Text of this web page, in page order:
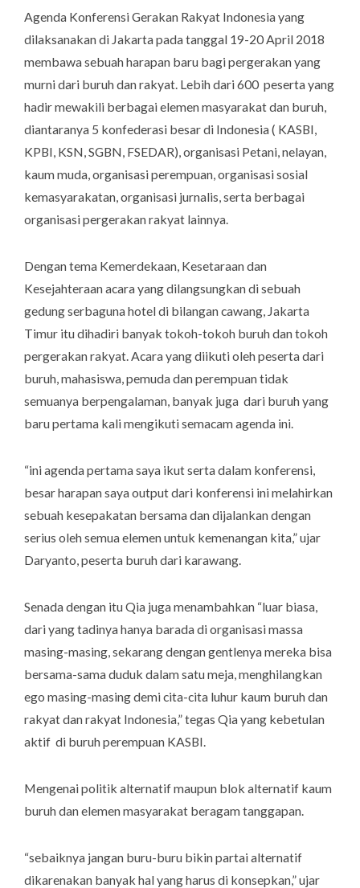
Agenda Konferensi Gerakan Rakyat Indonesia yang
dilaksanakan di Jakarta pada tanggal 19-20 April 2018
membawa sebuah harapan baru bagi pergerakan yang
murni dari buruh dan rakyat. Lebih dari 600 peserta yang
hadir mewakili berbagai elemen masyarakat dan buruh,
diantaranya 5 konfederasi besar di Indonesia ( KASBI,
KPBI, KSN, SGBN, FSEDAR), organisasi Petani, nelayan,
kaum muda, organisasi perempuan, organisasi sosial
kemasyarakatan, organisasi jurnalis, serta berbagai
organisasi pergerakan rakyat lainnya.
Dengan tema Kemerdekaan, Kesetaraan dan
Kesejahteraan acara yang dilangsungkan di sebuah
gedung serbaguna hotel di bilangan cawang, Jakarta
Timur itu dihadiri banyak tokoh-tokoh buruh dan tokoh
pergerakan rakyat. Acara yang diikuti oleh peserta dari
buruh, mahasiswa, pemuda dan perempuan tidak
semuanya berpengalaman, banyak juga dari buruh yang
baru pertama kali mengikuti semacam agenda ini.
“ini agenda pertama saya ikut serta dalam konferensi,
besar harapan saya output dari konferensi ini melahirkan
sebuah kesepakatan bersama dan dijalankan dengan
serius oleh semua elemen untuk kemenangan kita,” ujar
Daryanto, peserta buruh dari karawang.
Senada dengan itu Qia juga menambahkan “luar biasa,
dari yang tadinya hanya barada di organisasi massa
masing-masing, sekarang dengan gentlenya mereka bisa
bersama-sama duduk dalam satu meja, menghilangkan
ego masing-masing demi cita-cita luhur kaum buruh dan
rakyat dan rakyat Indonesia,” tegas Qia yang kebetulan
aktif di buruh perempuan KASBI.
Mengenai politik alternatif maupun blok alternatif kaum
buruh dan elemen masyarakat beragam tanggapan.
“sebaiknya jangan buru-buru bikin partai alternatif
dikarenakan banyak hal yang harus di konsepkan,” ujar